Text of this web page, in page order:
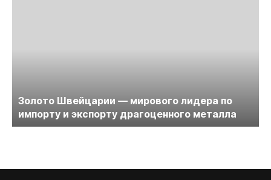
Золото Швейцарии — мирового лидера по
импорту и экспорту драгоценного металла